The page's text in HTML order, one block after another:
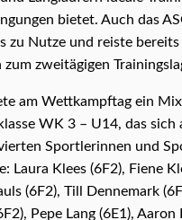
bietet. Auch das
zu Nutze und reiste bereits
zweitägigen
am Wettkampftag ein
WK 3 – U14, das sich
Sportlerinnen und
Laura Klees (6F2), Fiene
(6F2), Till Dennemark
Pepe Lang (6E1), Aaron